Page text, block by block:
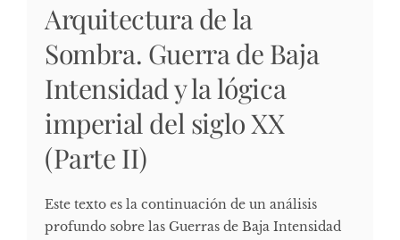
Arquitectura de la
Sombra. Guerra de Baja
Intensidad y la lógica
imperial del siglo XX
(Parte II)
Este texto es la continuación de un análisis
profundo sobre las Guerras de Baja Intensidad